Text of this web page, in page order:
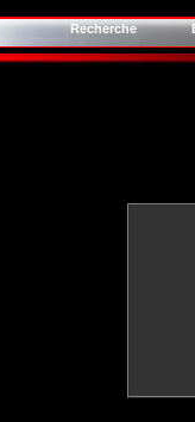
Recherche